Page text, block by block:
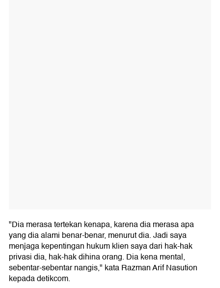
"Dia merasa tertekan kenapa, karena dia merasa apa
yang dia alami benar-benar, menurut dia. Jadi saya
menjaga kepentingan hukum klien saya dari hak-hak
privasi dia, hak-hak dihina orang. Dia kena mental,
sebentar-sebentar nangis," kata Razman Arif Nasution
kepada detikcom.